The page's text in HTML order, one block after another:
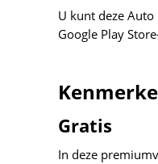
U kunt deze
Google Play
Gratis
In deze